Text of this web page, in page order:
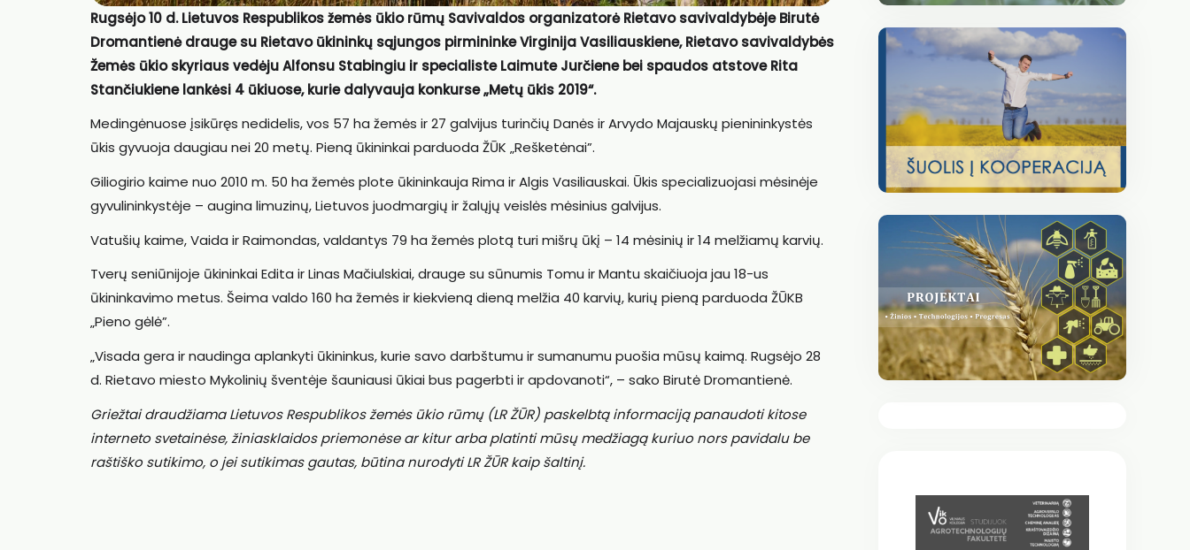
Rugsėjo 10 d. Lietuvos Respublikos žemės ūkio rūmų Savivaldos organizatorė Rietavo savivaldybėje Birutė
Dromantienė drauge su Rietavo ūkininkų sąjungos pirmininke Virginija Vasiliauskiene, Rietavo savivaldybės
Žemės ūkio skyriaus vedėju Alfonsu Stabingiu ir specialiste Laimute Jurčiene bei spaudos atstove Rita
Stančiukiene lankėsi 4 ūkiuose, kurie dalyvauja konkurse „Metų ūkis 2019“.
Medingėnuose įsikūręs nedidelis, vos 57 ha žemės ir 27 galvijus turinčių Danės ir Arvydo Majauskų pienininkystės
ūkis gyvuoja daugiau nei 20 metų. Pieną ūkininkai parduoda ŽŪK „Rešketėnai”.
Giliogirio kaime nuo 2010 m. 50 ha žemės plote ūkininkauja Rima ir Algis Vasiliauskai. Ūkis specializuojasi mėsinėje
gyvulininkystėje – augina limuzinų, Lietuvos juodmargių ir žalųjų veislės mėsinius galvijus.
Vatušių kaime, Vaida ir Raimondas, valdantys 79 ha žemės plotą turi mišrų ūkį – 14 mėsinių ir 14 melžiamų karvių.
Tverų seniūnijoje ūkininkai Edita ir Linas Mačiulskiai, drauge su sūnumis Tomu ir Mantu skaičiuoja jau 18-us
ūkininkavimo metus. Šeima valdo 160 ha žemės ir kiekvieną dieną melžia 40 karvių, kurių pieną parduoda ŽŪKB
„Pieno gėlė”.
„Visada gera ir naudinga aplankyti ūkininkus, kurie savo darbštumu ir sumanumu puošia mūsų kaimą. Rugsėjo 28
d. Rietavo miesto Mykolinių šventėje šauniausi ūkiai bus pagerbti ir apdovanoti“, – sako Birutė Dromantienė.
Griežtai draudžiama Lietuvos Respublikos žemės ūkio rūmų (LR ŽŪR) paskelbtą informaciją panaudoti kitose
interneto svetainėse, žiniasklaidos priemonėse ar kitur arba platinti mūsų medžiagą kuriuo nors pavidalu be
raštiško sutikimo, o jei sutikimas gautas, būtina nurodyti LR ŽŪR kaip šaltinį.